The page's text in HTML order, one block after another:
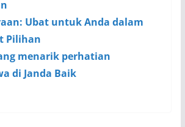
Ubat untuk Anda dalam
Pilihan
menarik perhatian
di Janda Baik